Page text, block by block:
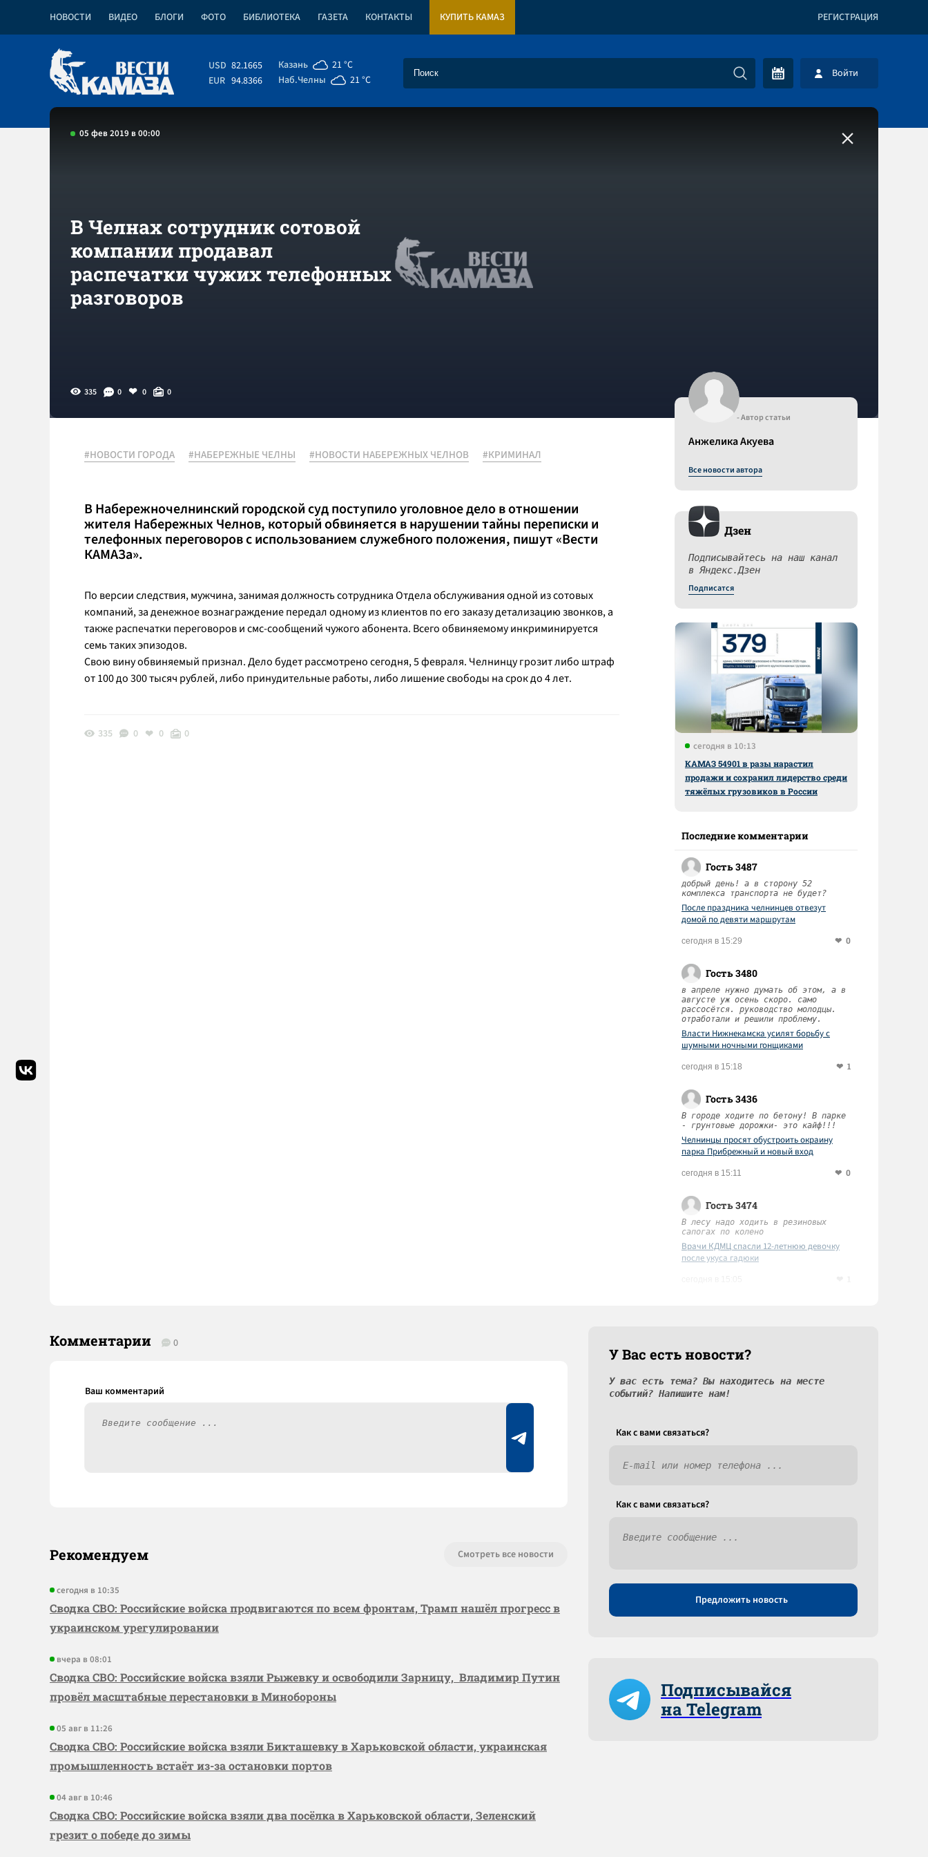
НОВОСТИ ВИДЕО БЛОГИ ФОТО БИБЛИОТЕКА ГАЗЕТА КОНТАКТЫ КУПИТЬ КАМАЗ РЕГИСТРАЦИЯ
USD 82.1665
EUR 94.8366
Казань
21 °C
Наб.Челны
21 °C Войти
05 фев 2019 в 00:00
В Челнах сотрудник сотовой
компании продавал
распечатки чужих телефонных
разговоров
335 0 0 0
#НОВОСТИ ГОРОДА #НАБЕРЕЖНЫЕ ЧЕЛНЫ #НОВОСТИ НАБЕРЕЖНЫХ ЧЕЛНОВ #КРИМИНАЛ
В Набережночелнинский городской суд поступило уголовное дело в отношении
жителя Набережных Челнов, который обвиняется в нарушении тайны переписки и
телефонных переговоров с использованием служебного положения, пишут «Вести
КАМАЗа».
По версии следствия, мужчина, занимая должность сотрудника Отдела обслуживания одной из сотовых
компаний, за денежное вознаграждение передал одному из клиентов по его заказу детализацию звонков, а
также распечатки переговоров и смс-сообщений чужого абонента. Всего обвиняемому инкриминируется
семь таких эпизодов.
Свою вину обвиняемый признал. Дело будет рассмотрено сегодня, 5 февраля. Челнинцу грозит либо штраф
от 100 до 300 тысяч рублей, либо принудительные работы, либо лишение свободы на срок до 4 лет.
335 0 0 0
- Автор статьи
Анжелика Акуева
Все новости автора
Дзен
Подписывайтесь на наш канал
в Яндекс.Дзен
Подписатся
сегодня в 10:13
КАМАЗ 54901 в разы нарастил
продажи и сохранил лидерство среди
тяжёлых грузовиков в России
Последние комментарии
Гость 3487
добрый день! а в сторону 52
комплекса транспорта не будет?
После праздника челнинцев отвезут
домой по девяти маршрутам
сегодня в 15:29 0
Гость 3480
в апреле нужно думать об этом, а в
августе уж осень скоро. само
рассосётся. руководство молодцы.
отработали и решили проблему.
Власти Нижнекамска усилят борьбу с
шумными ночными гонщиками
сегодня в 15:18 1
Гость 3436
В городе ходите по бетону! В парке
- грунтовые дорожки- это кайф!!!
Челнинцы просят обустроить окраину
парка Прибрежный и новый вход
сегодня в 15:11 0
Гость 3474
В лесу надо ходить в резиновых
сапогах по колено
Врачи КДМЦ спасли 12-летнюю девочку
после укуса гадюки
Комментарии 0
Рекомендуем Смотреть все новости
сегодня в 10:35
Сводка СВО: Российские войска продвигаются по всем фронтам, Трамп нашёл прогресс в
украинском урегулировании
вчера в 08:01
Сводка СВО: Российские войска взяли Рыжевку и освободили Зарницу, Владимир Путин
провёл масштабные перестановки в Минобороны
05 авг в 11:26
Сводка СВО: Российские войска взяли Бикташевку в Харьковской области, украинская
промышленность встаёт из-за остановки портов
04 авг в 10:46
Сводка СВО: Российские войска взяли два посёлка в Харьковской области, Зеленский
грезит о победе до зимы
У Вас есть новости?
У вас есть тема? Вы находитесь на месте
событий? Напишите нам!
Как c вами связаться?
Как c вами связаться?
Предложить новость
Подписывайся
на Telegram